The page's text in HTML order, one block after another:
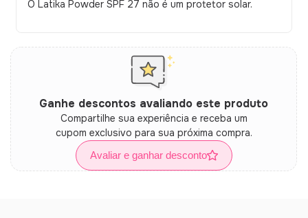
O Latika Powder SPF 27 não é um protetor solar.
Ganhe descontos avaliando este produto
Compartilhe sua experiência e receba um
cupom exclusivo para sua próxima compra.
Avaliar e ganhar desconto